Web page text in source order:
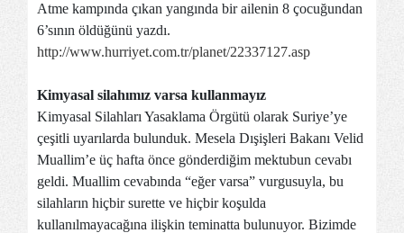
Atme kampında çıkan yangında bir ailenin 8 çocuğundan
6’sının öldüğünü yazdı.
http://www.hurriyet.com.tr/planet/22337127.asp
Kimyasal silahımız varsa kullanmayız
Kimyasal Silahları Yasaklama Örgütü olarak Suriye’ye
çeşitli uyarılarda bulunduk. Mesela Dışişleri Bakanı Velid
Muallim’e üç hafta önce gönderdiğim mektubun cevabı
geldi. Muallim cevabında “eğer varsa” vurgusuyla, bu
silahların hiçbir surette ve hiçbir koşulda
kullanılmayacağına ilişkin teminatta bulunuyor. Bizimde